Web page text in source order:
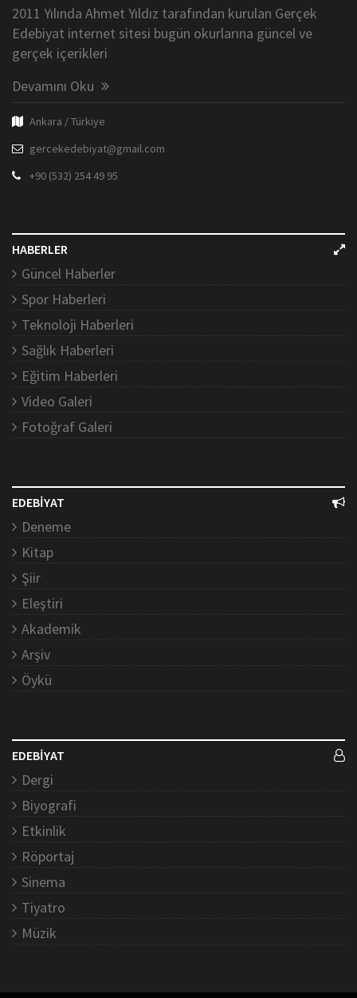
2011 Yılında Ahmet Yıldız tarafından kurulan Gerçek
Edebiyat internet sitesi bugün okurlarına güncel ve
gerçek içerikleri
Devamını Oku
Ankara / Türkiye
gercekedebiyat@gmail.com
+90 (532) 254 49 95
HABERLER
Güncel Haberler
Spor Haberleri
Teknoloji Haberleri
Sağlık Haberleri
Eğitim Haberleri
Video Galeri
Fotoğraf Galeri
EDEBİYAT
Deneme
Kitap
Şiir
Eleştiri
Akademik
Arşiv
Öykü
EDEBİYAT
Dergi
Biyografi
Etkinlik
Röportaj
Sinema
Tiyatro
Müzik